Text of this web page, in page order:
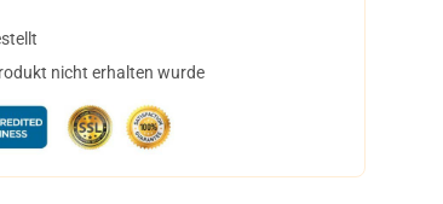
nicht erhalten wurde